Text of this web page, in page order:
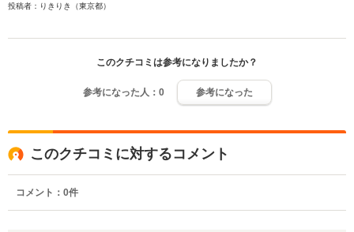
投稿者：りきりき（東京都）
このクチコミは参考になりましたか？
参考になった人： 0 参考になった
このクチコミに対するコメント
コメント： 0件